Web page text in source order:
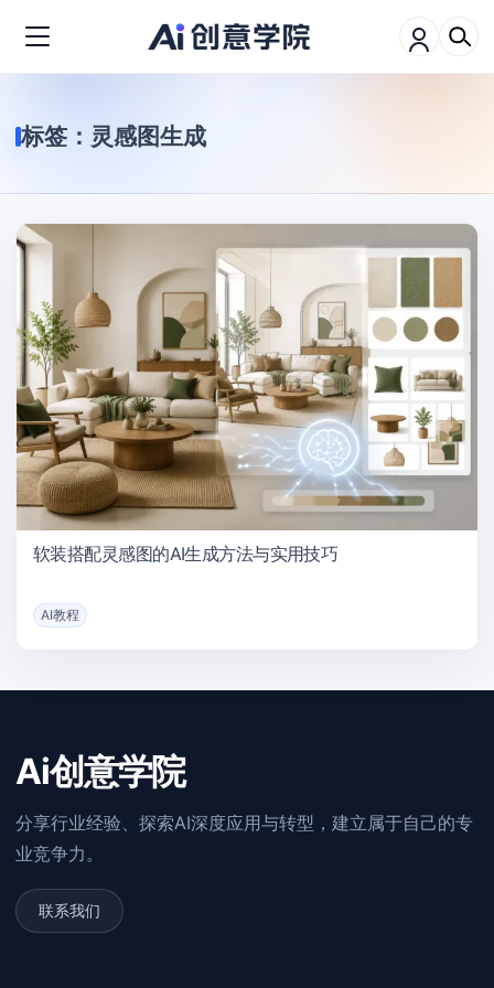
标签： 灵感图生成
软装搭配灵感图的AI生成方法与实用技巧
AI教程
Ai创意学院
分享行业经验、探索AI深度应用与转型，建立属于自己的专
业竞争力。
联系我们